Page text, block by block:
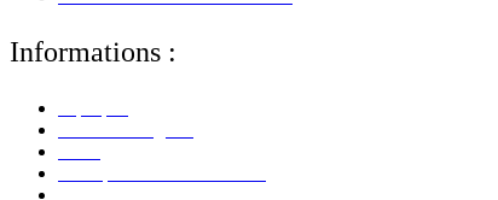
Informations :